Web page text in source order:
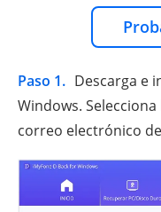
Paso 1. Descarga e
Windows.
correo electrónico